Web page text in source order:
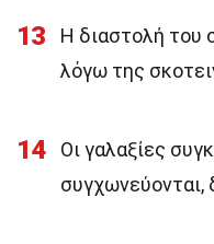
13
Η διαστολή του
λόγω της
14
Οι γαλαξίες
συγχωνεύονται,